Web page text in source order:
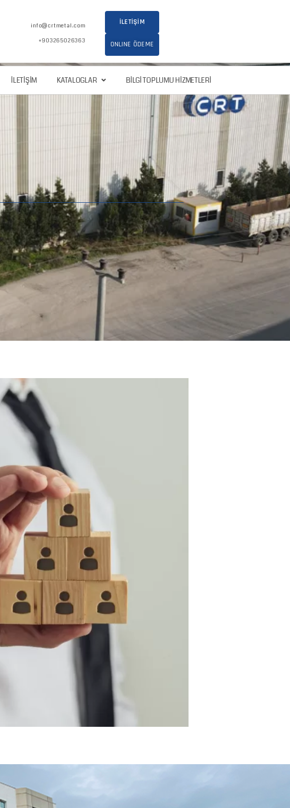
info@crtmetal.com
+903265026363
İLETİŞİM
ONLINE ÖDEME
İLETIŞIM KATALOGLAR BILGI TOPLUMU HIZMETLERI